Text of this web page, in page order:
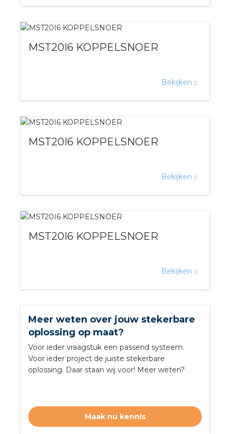
MST20I6 KOPPELSNOER
Bekijken
MST20I6 KOPPELSNOER
Bekijken
MST20I6 KOPPELSNOER
Bekijken
Meer weten over jouw stekerbare
oplossing op maat?
Voor ieder vraagstuk een passend systeem.
Voor ieder project de juiste stekerbare
oplossing. Daar staan wij voor! Meer weten?
Maak nu kennis
Academy
waarde
groothandels